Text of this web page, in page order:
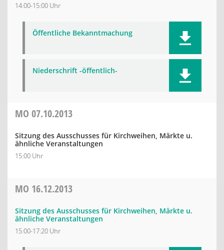
14:00-15:00 Uhr
Öffentliche Bekanntmachung
Niederschrift -öffentlich-
MO 07.10.2013
Sitzung des Ausschusses für Kirchweihen, Märkte u.
ähnliche Veranstaltungen
15:00 Uhr
MO 16.12.2013
Sitzung des Ausschusses für Kirchweihen, Märkte u.
ähnliche Veranstaltungen
15:00-17:20 Uhr